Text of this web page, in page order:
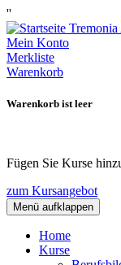
''
Mein Konto
Merkliste
Warenkorb
Warenkorb ist leer
Fügen Sie Kurse
zum Kursangebot
Menü aufklappen
Home
Kurse